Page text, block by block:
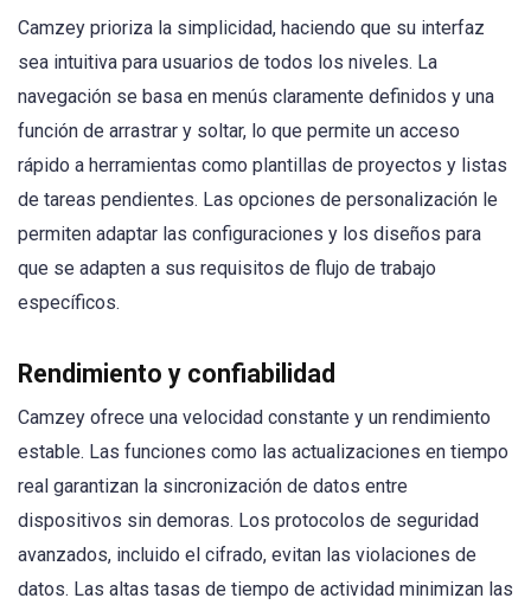
Camzey prioriza la simplicidad, haciendo que su interfaz
sea intuitiva para usuarios de todos los niveles. La
navegación se basa en menús claramente definidos y una
función de arrastrar y soltar, lo que permite un acceso
rápido a herramientas como plantillas de proyectos y listas
de tareas pendientes. Las opciones de personalización le
permiten adaptar las configuraciones y los diseños para
que se adapten a sus requisitos de flujo de trabajo
específicos.
Rendimiento y confiabilidad
Camzey ofrece una velocidad constante y un rendimiento
estable. Las funciones como las actualizaciones en tiempo
real garantizan la sincronización de datos entre
dispositivos sin demoras. Los protocolos de seguridad
avanzados, incluido el cifrado, evitan las violaciones de
datos. Las altas tasas de tiempo de actividad minimizan las